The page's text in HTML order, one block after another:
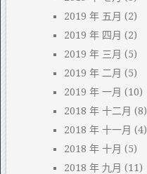
2019 年 五月 (2)
2019 年 四月 (2)
2019 年 三月 (5)
2019 年 二月 (5)
2019 年 一月 (10)
2018 年 十二月 (8)
2018 年 十一月 (4)
2018 年 十月 (5)
2018 年 九月 (11)